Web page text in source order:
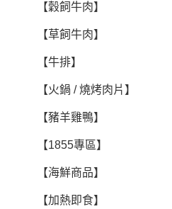
【穀飼牛肉】
【草飼牛肉】
【牛排】
【火鍋 / 燒烤肉片】
【豬羊雞鴨】
【1855專區】
【海鮮商品】
【加熱即食】